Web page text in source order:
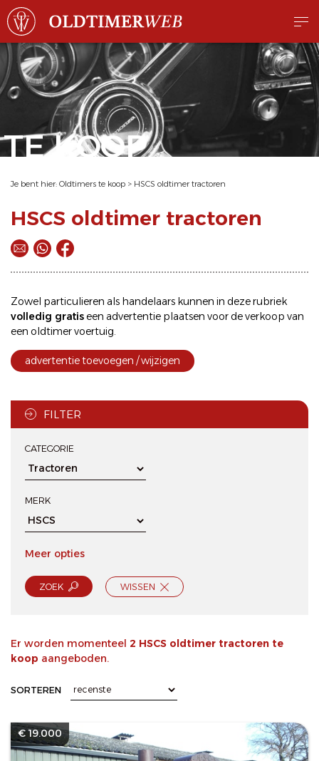
TE KOOP
Je bent hier: Oldtimers te koop > HSCS oldtimer tractoren
HSCS oldtimer tractoren
Zowel particulieren als handelaars kunnen in deze rubriek
volledig gratis een advertentie plaatsen voor deverkoop van
een oldtimer voertuig.
advertentie toevoegen / wijzigen
FILTER
CATEGORIE
MERK
Meer opties
ZOEK WISSEN
Er worden momenteel 2 HSCS oldtimer tractoren te
koop aangeboden.
SORTEREN
€ 19.000